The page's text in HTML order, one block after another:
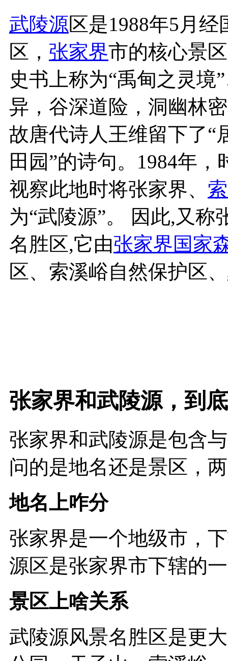
武陵源区是1988年5月
区， 张家界市的核心景
史书上称为“禹甸之灵境
异，谷深道险，洞幽林
故唐代诗人王维留下了“
田园”的诗句。1984年
视察此地时将张家界、
为“武陵源”。 因此,又
名胜区,它由张家界国家
区、索溪峪自然保护区、
张家界和武陵源，到
张家界和武陵源是包含
问的是地名还是景区，
地名上咋分 ‌
张家界是一个地级市‌，
源区是张家界市下辖的
景区上啥关系
武陵源风景名胜区是更